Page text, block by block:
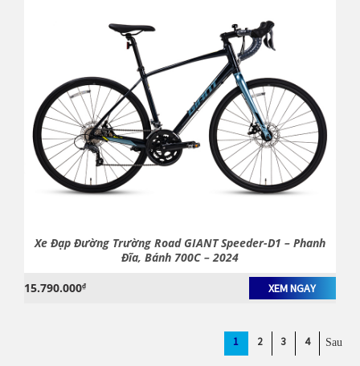
Xe Đạp Đường Trường Road GIANT Speeder-D1 – Phanh
Đĩa, Bánh 700C – 2024
15.790.000₫ XEM NGAY
1 2 3 4